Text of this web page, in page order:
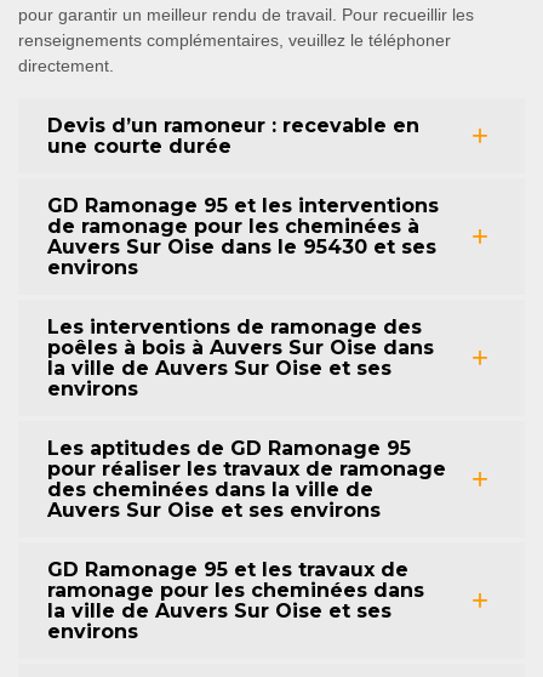
pour garantir un meilleur rendu de travail. Pour recueillir les
renseignements complémentaires, veuillez le téléphoner
directement.
Devis d’un ramoneur : recevable en
une courte durée
GD Ramonage 95 et les interventions
de ramonage pour les cheminées à
Auvers Sur Oise dans le 95430 et ses
environs
Les interventions de ramonage des
poêles à bois à Auvers Sur Oise dans
la ville de Auvers Sur Oise et ses
environs
Les aptitudes de GD Ramonage 95
pour réaliser les travaux de ramonage
des cheminées dans la ville de
Auvers Sur Oise et ses environs
GD Ramonage 95 et les travaux de
ramonage pour les cheminées dans
la ville de Auvers Sur Oise et ses
environs